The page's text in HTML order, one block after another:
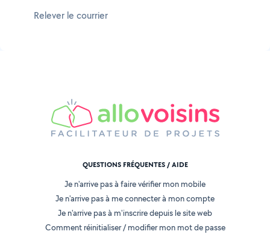
Relever le courrier
QUESTIONS FRÉQUENTES / AIDE
Je n'arrive pas à faire vérifier mon mobile
Je n'arrive pas à me connecter à mon compte
Je n'arrive pas à m'inscrire depuis le site web
Comment réinitialiser / modifier mon mot de passe